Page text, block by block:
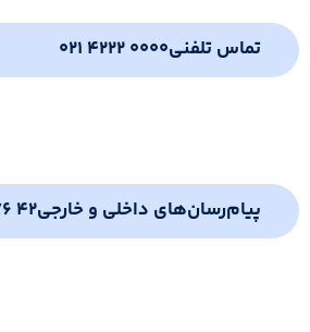
تماس تلفنی021 4222 0000
پیام‌رسان‌های داخلی و خارجی42